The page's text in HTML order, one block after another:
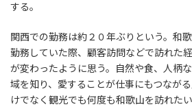
する。
関西での勤務は約２０年ぶりという。和
勤務していた際、顧客訪問などで訪れた
が変わったように思う。自然や食、人柄
域を知り、愛することが仕事にもつなが
けでなく観光でも何度も和歌山を訪れた